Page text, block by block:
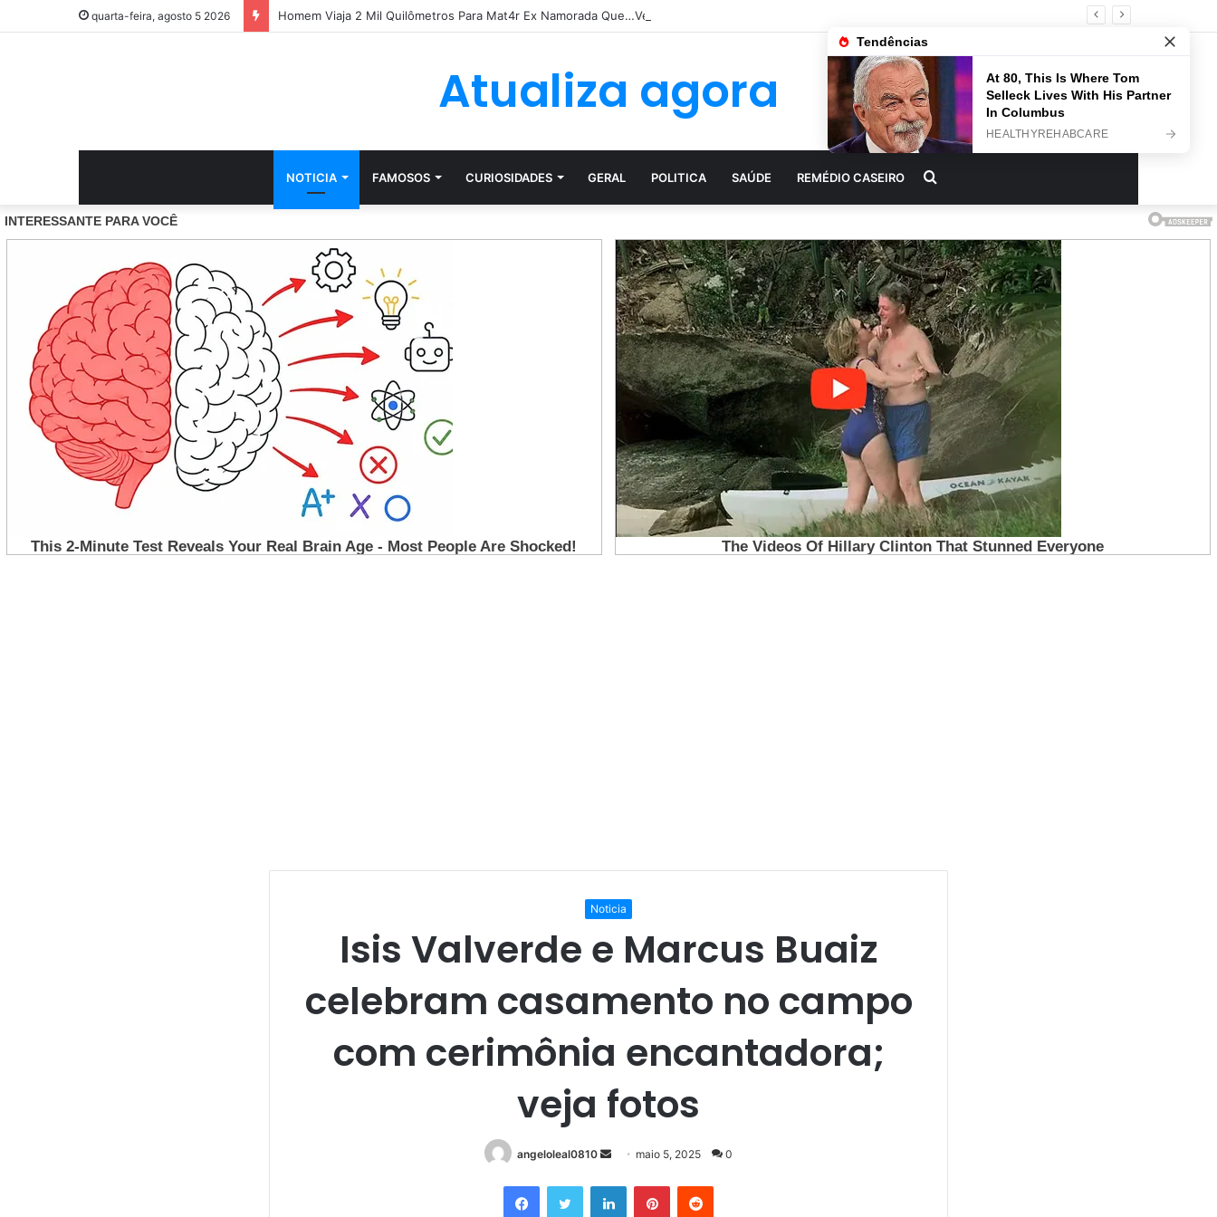
quarta-feira, agosto 5 2026 Homem Viaja 2 Mil Quilômetros Para Mat4r Ex Namorada Que…Ver mais
Atualiza agora
NOTICIA FAMOSOS CURIOSIDADES GERAL POLITICA SAÚDE REMÉDIO CASEIRO
Noticia
Isis Valverde e Marcus Buaiz
celebram casamento no campo
com cerimônia encantadora;
veja fotos
angeloleal0810
Mandemaio 5, 2025 0
FacebookTwitter LinkedinPinterestReddit